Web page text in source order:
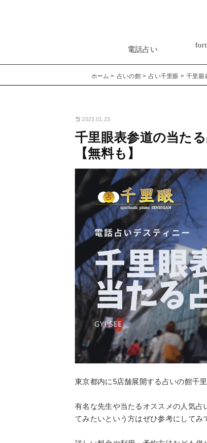
電話占い
ホーム 占いの館 占い千里眼 千里眼
2023.01.23
千里眼表参道の当た
【無料も】
東京都内に5店舗展開する占いの館千
有名な先生や当たるオススメの人気
てみたいという方はぜひ参考にしてみ